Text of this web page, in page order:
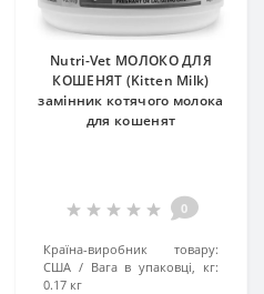
Nutri-Vet МОЛОКО ДЛЯ
КОШЕНЯТ (Kitten Milk)
замінник котячого молока
для кошенят
0
Країна-виробник товару:
США
Вага в упаковці, кг:
0.17 кг